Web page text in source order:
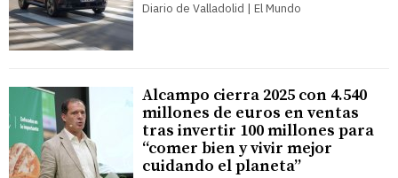
Diario de Valladolid | El Mundo
Alcampo cierra 2025 con 4.540
millones de euros en ventas
tras invertir 100 millones para
“comer bien y vivir mejor
cuidando el planeta”